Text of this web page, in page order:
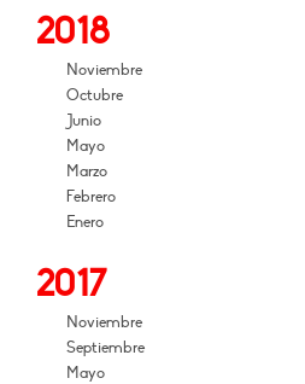
2018
Noviembre
Octubre
Junio
Mayo
Marzo
Febrero
Enero
2017
Noviembre
Septiembre
Mayo